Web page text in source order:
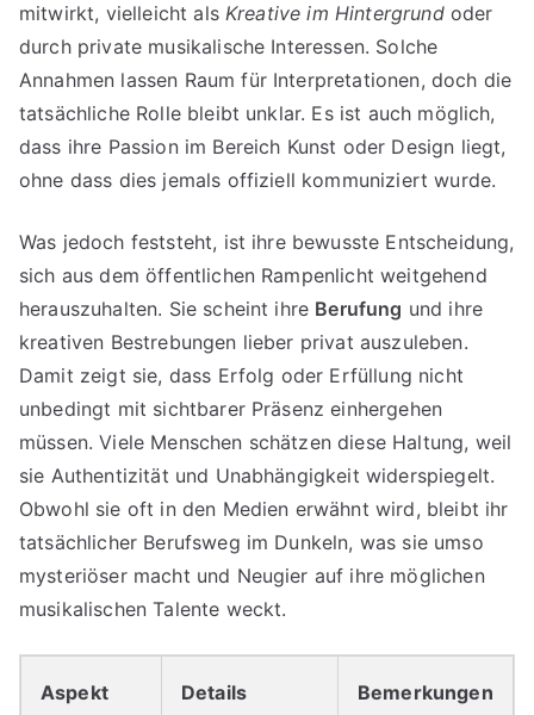
mitwirkt, vielleicht alsKreative im Hintergrundoder
durch private musikalische Interessen. Solche
Annahmen lassen Raum für Interpretationen, doch die
tatsächliche Rolle bleibt unklar. Es ist auch möglich,
dass ihre Passion im Bereich Kunst oder Design liegt,
ohne dass dies jemals offiziell kommuniziert wurde.
Was jedoch feststeht, ist ihre bewusste Entscheidung,
sich aus dem öffentlichen Rampenlicht weitgehend
herauszuhalten. Sie scheint ihre Berufung und ihre
kreativen Bestrebungen lieber privat auszuleben.
Damit zeigt sie, dass Erfolg oder Erfüllung nicht
unbedingt mit sichtbarer Präsenz einhergehen
müssen. Viele Menschen schätzen diese Haltung, weil
sie Authentizität und Unabhängigkeit widerspiegelt.
Obwohl sie oft in den Medien erwähnt wird, bleibt ihr
tatsächlicher Berufsweg im Dunkeln, was sie umso
mysteriöser macht und Neugier auf ihre möglichen
musikalischen Talente weckt.
Aspekt Details Bemerkungen